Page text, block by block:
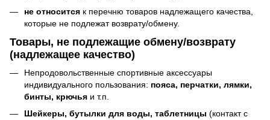
не относится к перечню товаров надлежащего качества,
которые не подлежат возврату/обмену.
Товары, не подлежащие обмену/возврату
(надлежащее качество)
Непродовольственные спортивные аксессуары
индивидуального пользования: пояса, перчатки, лямки,
бинты, крючья и т.п.
Шейкеры, бутылки для воды, таблетницы (контакт с